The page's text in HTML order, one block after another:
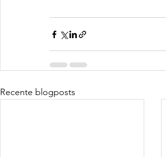
Recente blogposts